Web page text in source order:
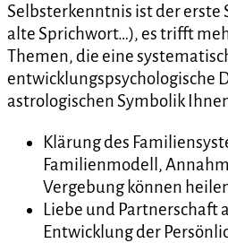
Selbsterkenntnis ist der erste
alte Sprichwort…), es trifft
Themen, die eine
entwicklungspsychologische
astrologischen Symbolik
Klärung des
Familienmodell,
Vergebung können
Liebe und Partnerschaft
Entwicklung der